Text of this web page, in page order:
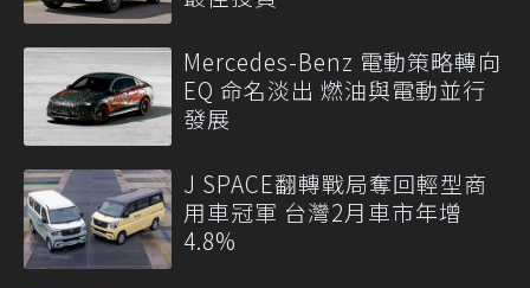
Mercedes-Benz 電動策略轉向
EQ 命名淡出 燃油與電動並行
發展
J SPACE翻轉戰局奪回輕型商
用車冠軍 台灣2月車市年增
4.8%